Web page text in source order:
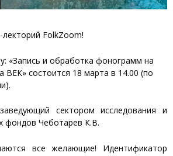
FolkZoom!
«Запись и обработка фонограмм на
ВЕК» состоится 18 марта в 14.00 (по
сектором исследования и
фондов Чеботарев К.В.
все желающие! Идентификатор